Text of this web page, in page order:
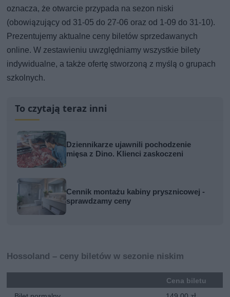
oznacza, że otwarcie przypada na sezon niski
(obowiązujący od 31-05 do 27-06 oraz od 1-09 do 31-10).
Prezentujemy aktualne ceny biletów sprzedawanych
online. W zestawieniu uwzględniamy wszystkie bilety
indywidualne, a także ofertę stworzoną z myślą o grupach
szkolnych.
To czytają teraz inni
Dziennikarze ujawnili pochodzenie
mięsa z Dino. Klienci zaskoczeni
Cennik montażu kabiny prysznicowej -
sprawdzamy ceny
Hossoland – ceny biletów w sezonie niskim
Cena biletu